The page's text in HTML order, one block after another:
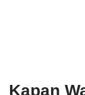
Kapan